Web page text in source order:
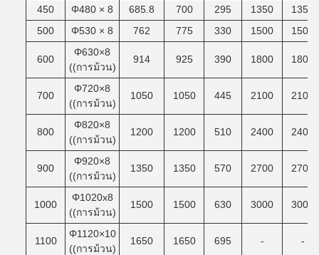
450
Φ480 × 8 685.8 700 295 1350
1350
500
Φ530 × 8 762 775 330 1500 1500
600
Φ630×8
((การม้วน)
914 925 390 1800 1800
700
Φ720×8
((การม้วน)
1050 1050 445 2100 2100
800
Φ820×8
((การม้วน)
1200 1200 510 2400 2400
900
Φ920×8
((การม้วน)
1350 1350 570 2700 2700
1000
Φ1020x8
((การม้วน)
1500 1500 630 3000 3000
1100
Φ1120×10
((การม้วน)
1650 1650 695 - -